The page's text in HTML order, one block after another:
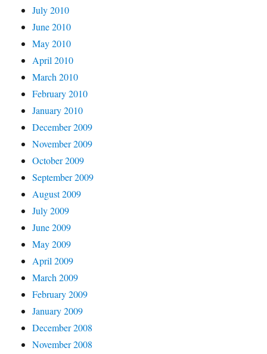
July 2010
June 2010
May 2010
April 2010
March 2010
February 2010
January 2010
December 2009
November 2009
October 2009
September 2009
August 2009
July 2009
June 2009
May 2009
April 2009
March 2009
February 2009
January 2009
December 2008
November 2008